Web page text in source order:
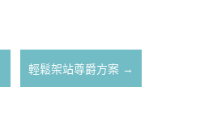
輕鬆架站尊爵方案 →